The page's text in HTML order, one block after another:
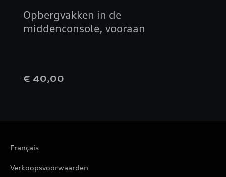
Opbergvakken in de
middenconsole, vooraan
€ 40,00
Français
Verkoopsvoorwaarden